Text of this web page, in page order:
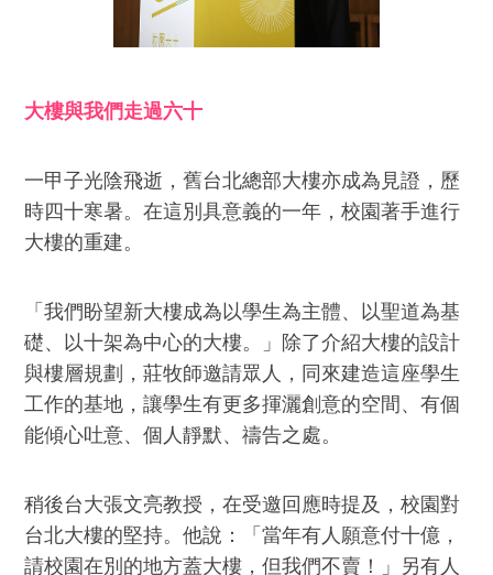
大樓與我們走過六十
一甲子光陰飛逝，舊台北總部大樓亦成為見證，歷
時四十寒暑。在這別具意義的一年，校園著手進行
大樓的重建。
「我們盼望新大樓成為以學生為主體、以聖道為基
礎、以十架為中心的大樓。」除了介紹大樓的設計
與樓層規劃，莊牧師邀請眾人，同來建造這座學生
工作的基地，讓學生有更多揮灑創意的空間、有個
能傾心吐意、個人靜默、禱告之處。
稍後台大張文亮教授，在受邀回應時提及，校園對
台北大樓的堅持。他說：「當年有人願意付十億，
請校園在別的地方蓋大樓，但我們不賣！」另有人